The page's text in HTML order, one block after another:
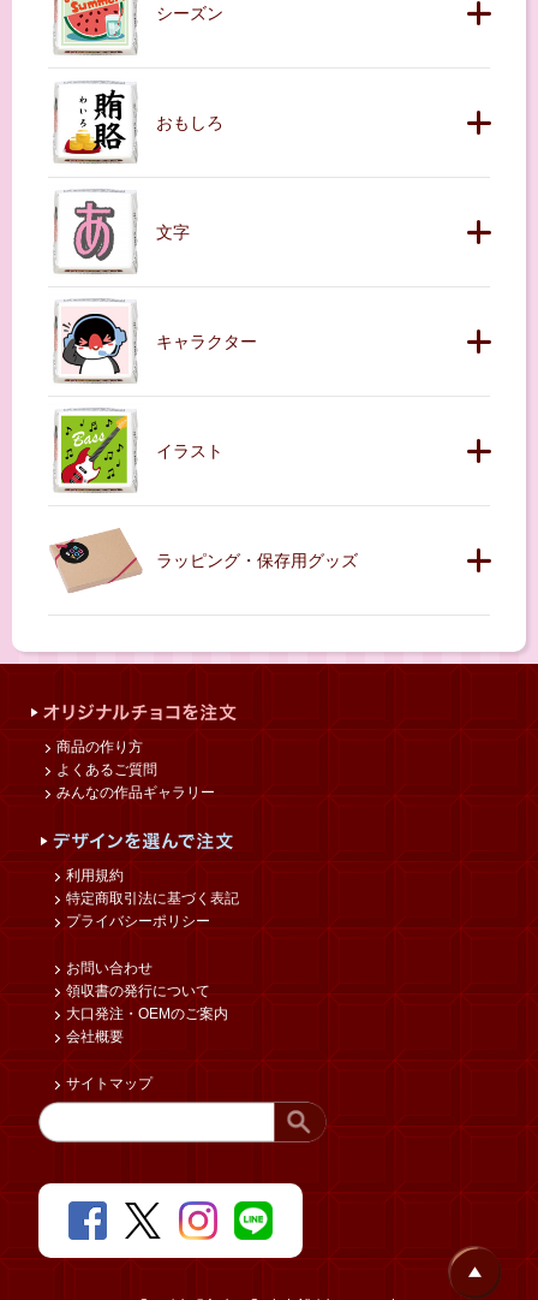
シーズン
おもしろ
文字
キャラクター
イラスト
ラッピング・保存用グッズ
商品の作り方
よくあるご質問
みんなの作品ギャラリー
利用規約
特定商取引法に基づく表記
プライバシーポリシー
お問い合わせ
領収書の発行について
大口発注・OEMのご案内
会社概要
サイトマップ